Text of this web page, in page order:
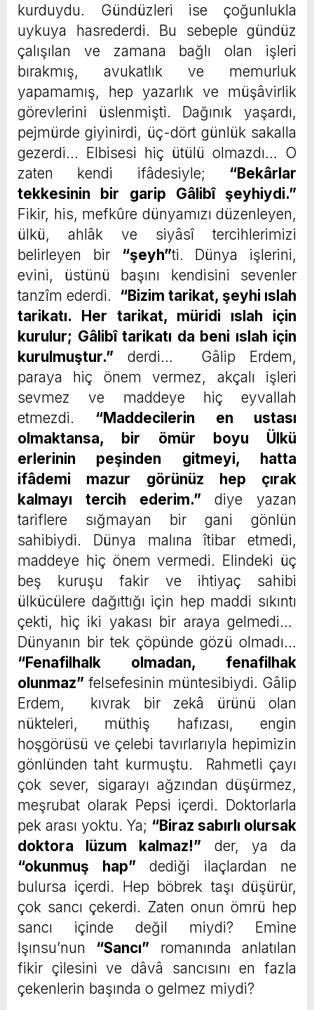
kurduydu. Gündüzleri ise çoğunlukla
uykuya hasrederdi. Bu sebeple gündüz
çalışılan ve zamana bağlı olan işleri
bırakmış, avukatlık ve memurluk
yapamamış, hep yazarlık ve müşâvirlik
görevlerini üslenmişti. Dağınık yaşardı,
pejmürde giyinirdi, üç-dört günlük sakalla
gezerdi… Elbisesi hiç ütülü olmazdı… O
zaten kendi ifâdesiyle; “Bekârlar
tekkesinin bir garip Gâlibî şeyhiydi.”
Fikir, his, mefkûre dünyamızı düzenleyen,
ülkü, ahlâk ve siyâsî tercihlerimizi
belirleyen bir “şeyh”ti. Dünya işlerini,
evini, üstünü başını kendisini sevenler
tanzîm ederdi. “Bizim tarikat, şeyhi ıslah
tarikatı. Her tarikat, müridi ıslah için
kurulur; Gâlibî tarikatı da beni ıslah için
kurulmuştur.” derdi… Gâlip Erdem,
paraya hiç önem vermez, akçalı işleri
sevmez ve maddeye hiç eyvallah
etmezdi. “Maddecilerin en ustası
olmaktansa, bir ömür boyu Ülkü
erlerinin peşinden gitmeyi, hatta
ifâdemi mazur görünüz hep çırak
kalmayı tercih ederim.” diye yazan
tariflere sığmayan bir gani gönlün
sahibiydi. Dünya malına îtibar etmedi,
maddeye hiç önem vermedi. Elindeki üç
beş kuruşu fakir ve ihtiyaç sahibi
ülkücülere dağıttığı için hep maddi sıkıntı
çekti, hiç iki yakası bir araya gelmedi…
Dünyanın bir tek çöpünde gözü olmadı…
“Fenafilhalk olmadan, fenafilhak
olunmaz” felsefesinin müntesibiydi. Gâlip
Erdem, kıvrak bir zekâ ürünü olan
nükteleri, müthiş hafızası, engin
hoşgörüsü ve çelebi tavırlarıyla hepimizin
gönlünden taht kurmuştu. Rahmetli çayı
çok sever, sigarayı ağzından düşürmez,
meşrubat olarak Pepsi içerdi. Doktorlarla
pek arası yoktu. Ya; “Biraz sabırlı olursak
doktora lüzum kalmaz!” der, ya da
“okunmuş hap” dediği ilaçlardan ne
bulursa içerdi. Hep böbrek taşı düşürür,
çok sancı çekerdi. Zaten onun ömrü hep
sancı içinde değil miydi? Emine
Işınsu’nun “Sancı” romanında anlatılan
fikir çilesini ve dâvâ sancısını en fazla
çekenlerin başında o gelmez miydi?